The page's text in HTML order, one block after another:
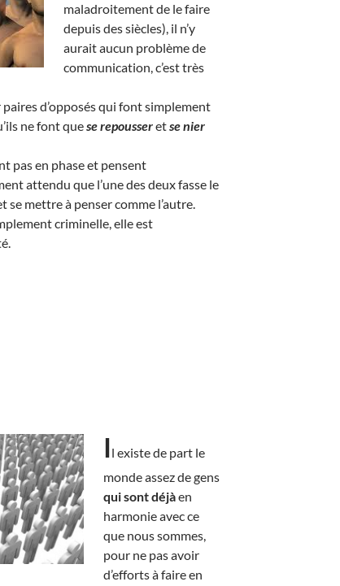
maladroitement de le faire
depuis des siècles), il n’y
aurait aucun problème de
communication, c’est très
d’opposés qui font simplement
ne font quese repousseretse nier
pas en phase et pensent
attendu que l’une des deux fasse le
mettre à penser comme l’autre.
criminelle, elle est
Il existe de part le
monde assez de gens
qui sont déjàen
harmonie avec ce
que nous sommes,
pour ne pas avoir
d’efforts à faire en